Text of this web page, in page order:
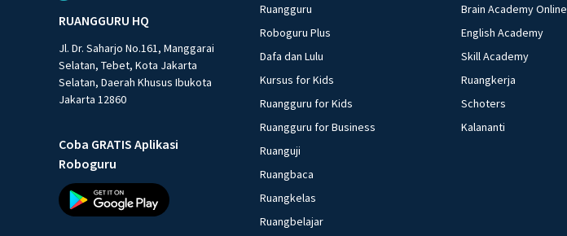
RUANGGURU HQ
Jl. Dr. Saharjo No.161, Manggarai
Selatan, Tebet, Kota Jakarta
Selatan, Daerah Khusus Ibukota
Jakarta 12860
Coba GRATIS Aplikasi
Roboguru
Ruangguru
Roboguru Plus
Dafa dan Lulu
Kursus for Kids
Ruangguru for Kids
Ruangguru for Business
Ruanguji
Ruangbaca
Ruangkelas
Ruangbelajar
Brain Academy Online
English Academy
Skill Academy
Ruangkerja
Schoters
Kalananti